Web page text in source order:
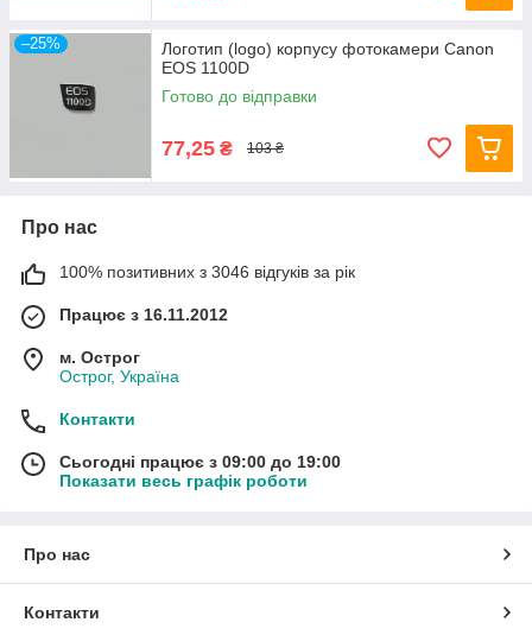
–25%
Логотип (logo) корпусу фотокамери Canon
EOS 1100D
Готово до відправки
77,25 ₴ 103 ₴
Про нас
100% позитивних з 3046 відгуків за рік
Працює з 16.11.2012
м. Острог
Острог, Україна
Контакти
Сьогодні працює з 09:00 до 19:00
Показати весь графік роботи
Про нас
Контакти